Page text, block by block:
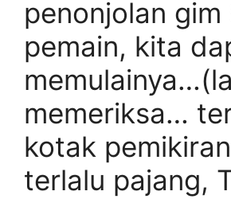
penonjolan gim
pemain, kita
memeriksa…
kotak
terlalu pajang,